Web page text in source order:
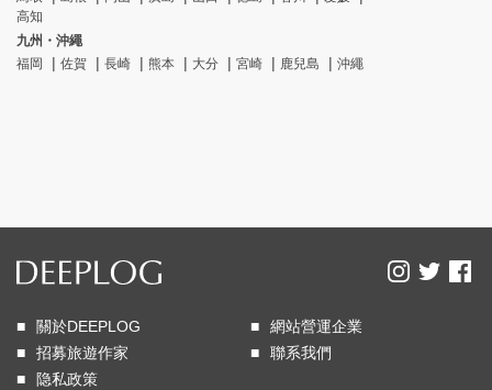
高知
九州・沖繩
福岡
佐賀 長崎 熊本 大分 宮崎 鹿兒島 沖繩
關於DEEPLOG
網站營運企業
招募旅遊作家
聯系我們
隐私政策